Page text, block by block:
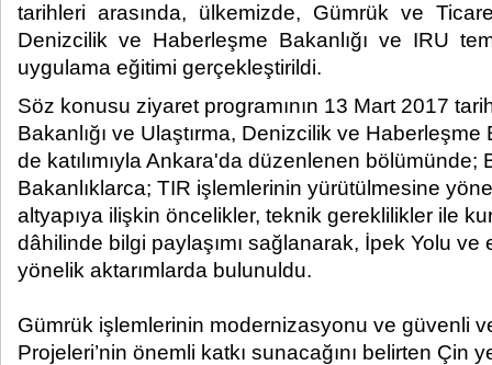
tarihleri arasında, ülkemizde, Gümrük ve
Denizcilik ve Haberleşme Bakanlığı ve IRU
uygulama eğitimi gerçekleştirildi.​
Söz konusu ziyaret programının 13 Mart 2017
Bakanlığı ve Ulaştırma, Denizcilik ve Haberleşme
de katılımıyla Ankara'da düzenlenen bölümünde;
Bakanlıklarca; TIR işlemlerinin yürütülmesine
altyapıya ilişkin öncelikler, teknik gereklilikler ile
dâhilinde bilgi paylaşımı sağlanarak, İpek Yolu ve
yönelik aktarımlarda bulunuldu.
Gümrük işlemlerinin modernizasyonu ve güvenli
Projeleri’nin önemli katkı sunacağını belirten Çin